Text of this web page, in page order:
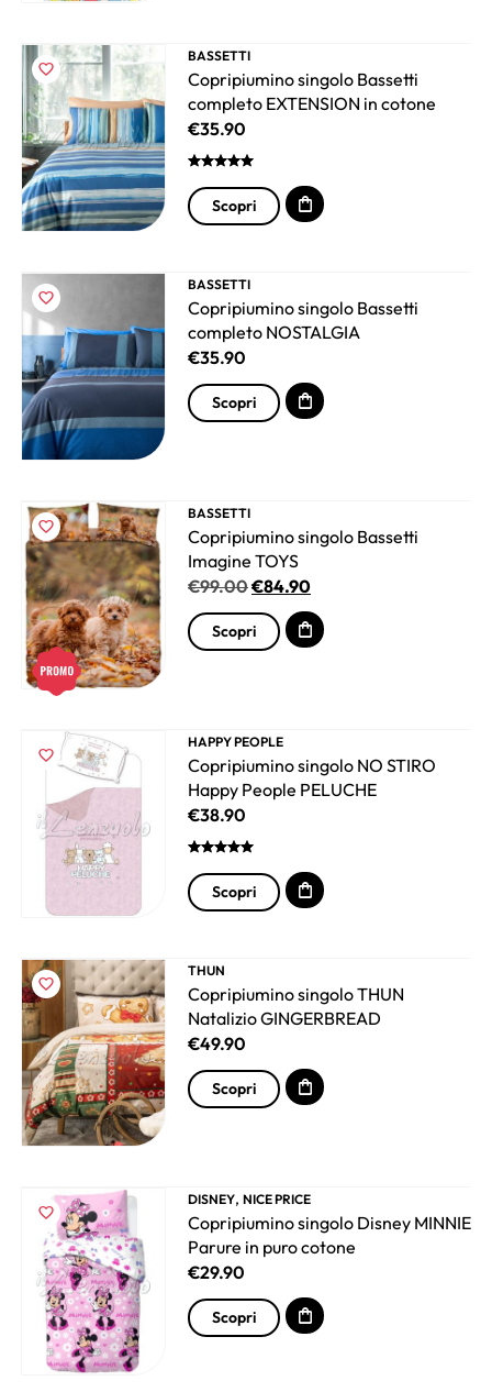
BASSETTI
Copripiumino singolo Bassetti
completo EXTENSION in cotone
€35.90
Scopri
BASSETTI
Copripiumino singolo Bassetti
completo NOSTALGIA
€35.90
Scopri
BASSETTI
Copripiumino singolo Bassetti
Imagine TOYS
€99.00€84.90
Scopri
HAPPY PEOPLE
Copripiumino singolo NO STIRO
Happy People PELUCHE
€38.90
Scopri
THUN
Copripiumino singolo THUN
Natalizio GINGERBREAD
€49.90
Scopri
DISNEY, NICE PRICE
Copripiumino singolo Disney MINNIE
Parure in puro cotone
€29.90
Scopri